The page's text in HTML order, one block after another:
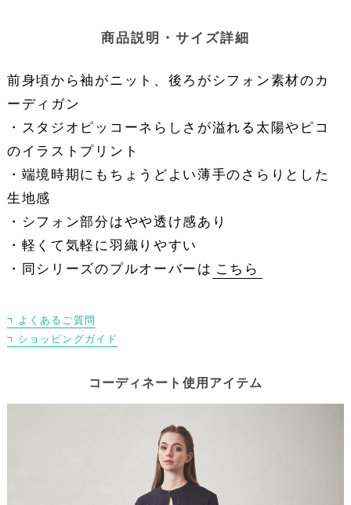
商品説明・サイズ詳細
前身頃から袖がニット、後ろがシフォン素材のカ
ーディガン
・スタジオピッコーネらしさが溢れる太陽やピコ
のイラストプリント
・端境時期にもちょうどよい薄手のさらりとした
生地感
・シフォン部分はやや透け感あり
・軽くて気軽に羽織りやすい
・同シリーズのプルオーバーは こちら
よくあるご質問
ショッピングガイド
コーディネート使用アイテム